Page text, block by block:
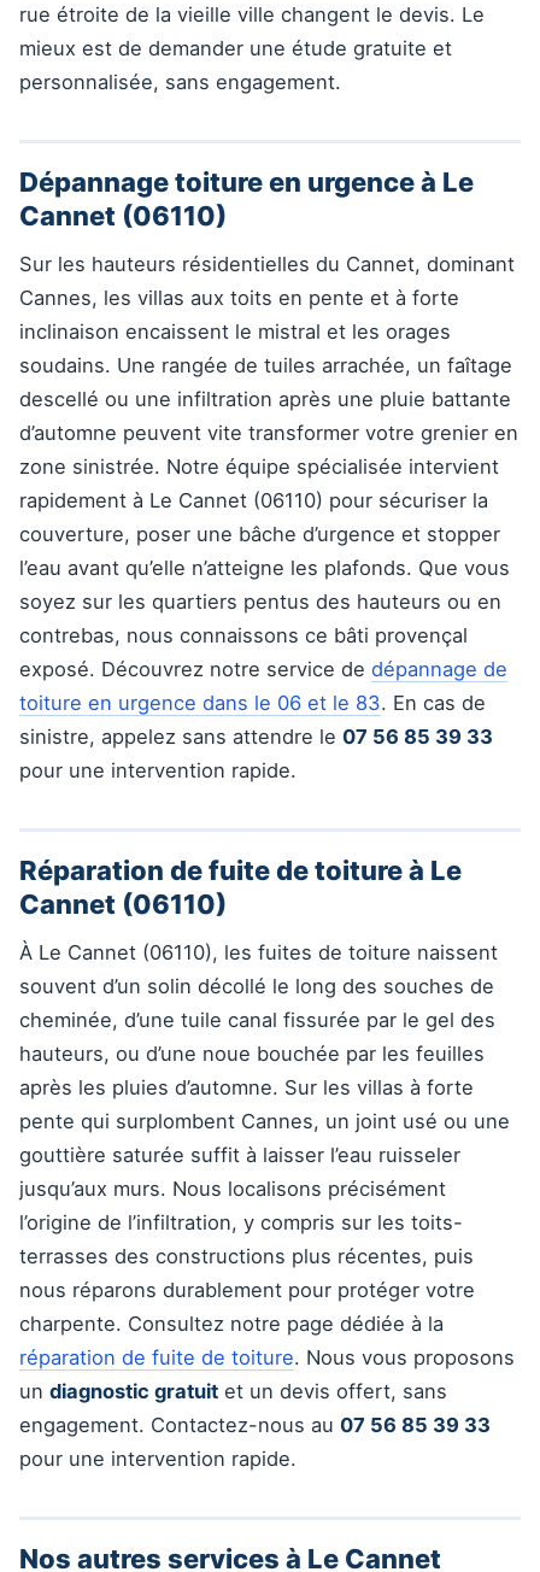
rue étroite de la vieille ville changent le devis. Le
mieux est de demander une étude gratuite et
personnalisée, sans engagement.
Dépannage toiture en urgence à Le
Cannet (06110)
Sur les hauteurs résidentielles du Cannet, dominant
Cannes, les villas aux toits en pente et à forte
inclinaison encaissent le mistral et les orages
soudains. Une rangée de tuiles arrachée, un faîtage
descellé ou une infiltration après une pluie battante
d’automne peuvent vite transformer votre grenier en
zone sinistrée. Notre équipe spécialisée intervient
rapidement à Le Cannet (06110) pour sécuriser la
couverture, poser une bâche d’urgence et stopper
l’eau avant qu’elle n’atteigne les plafonds. Que vous
soyez sur les quartiers pentus des hauteurs ou en
contrebas, nous connaissons ce bâti provençal
exposé. Découvrez notre service de dépannage de
toiture en urgence dans le 06 et le 83. En cas de
sinistre, appelez sans attendre le 07 56 85 39 33
pour une intervention rapide.
Réparation de fuite de toiture à Le
Cannet (06110)
À Le Cannet (06110), les fuites de toiture naissent
souvent d’un solin décollé le long des souches de
cheminée, d’une tuile canal fissurée par le gel des
hauteurs, ou d’une noue bouchée par les feuilles
après les pluies d’automne. Sur les villas à forte
pente qui surplombent Cannes, un joint usé ou une
gouttière saturée suffit à laisser l’eau ruisseler
jusqu’aux murs. Nous localisons précisément
l’origine de l’infiltration, y compris sur les toits-
terrasses des constructions plus récentes, puis
nous réparons durablement pour protéger votre
charpente. Consultez notre page dédiée à la
réparation de fuite de toiture. Nous vous proposons
un diagnostic gratuit et un devis offert, sans
engagement. Contactez-nous au 07 56 85 39 33
pour une intervention rapide.
Nos autres services à Le Cannet